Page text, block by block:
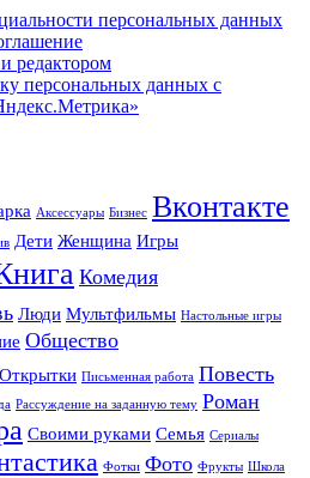
персональных данных
редактором
персональных данных с
Аксессуары Бизнес Вконтакте
Дети Женщина Игры
Комедия
Люди Мультфильмы Настольные игры
Общество
Открытки Письменная работа Повесть
Рассуждение на заданную тему Роман
Своими руками Семья Сериалы
Фотки Фото Фрукты Школа